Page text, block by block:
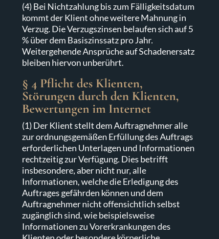
(4) Bei Nichtzahlung bis zum Fälligkeitsdatum
kommt der Klient ohne weitere Mahnung in
Verzug. Die Verzugszinsen belaufen sich auf 5
% über dem Basiszinssatz pro Jahr.
Weitergehende Ansprüche auf Schadenersatz
bleiben hiervon unberührt.
§ 4 Pflicht des Klienten,
Störungen durch den Klienten,
Bewertungen im Internet
(1) Der Klient stellt dem Auftragnehmer alle
zur ordnungsgemäßen Erfüllung des Auftrags
erforderlichen Unterlagen und Informationen
rechtzeitig zur Verfügung. Dies betrifft
insbesondere, aber nicht nur, alle
Informationen, welche die Erledigung des
Auftrages gefährden können und dem
Auftragnehmer nicht offensichtlich selbst
zugänglich sind, wie beispielsweise
Informationen zu Vorerkrankungen des